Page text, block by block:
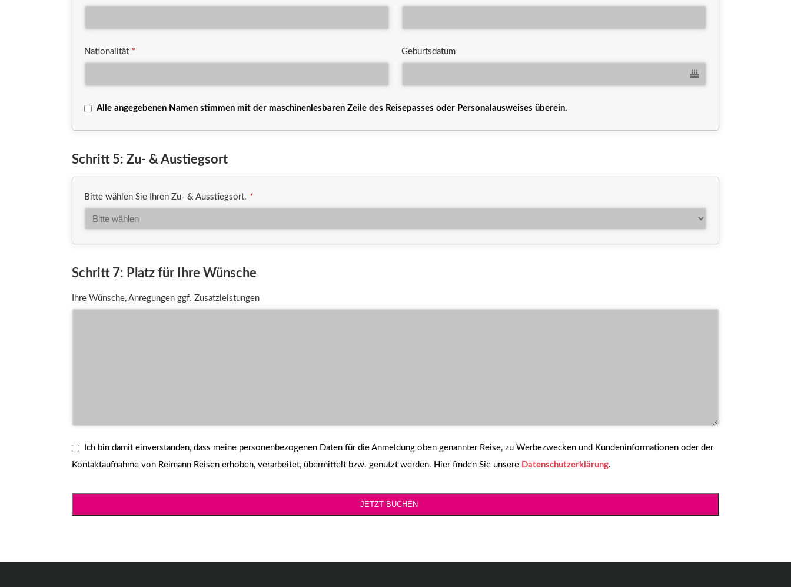
Nationalität * Geburtsdatum
Alle angegebenen Namen stimmen mit der maschinenlesbaren Zeile des Reisepasses oder Personalausweises überein.
Schritt 5: Zu- & Austiegsort
Bitte wählen Sie Ihren Zu- & Ausstiegsort. *
Schritt 7: Platz für Ihre Wünsche
Ihre Wünsche, Anregungen ggf. Zusatzleistungen
Ich bin damit einverstanden, dass meine personenbezogenen Daten für die Anmeldung oben genannter Reise, zu Werbezwecken und Kundeninformationen oder der
Kontaktaufnahme von Reimann Reisen erhoben, verarbeitet, übermittelt bzw. genutzt werden. Hier finden Sie unsere Datenschutzerklärung.
JETZT BUCHEN